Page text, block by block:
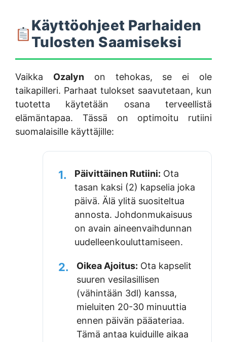
Käyttöohjeet Parhaiden
Tulosten Saamiseksi
Vaikka Ozalynon tehokas, se ei ole
taikapilleri. Parhaat tulokset saavutetaan, kun
tuotetta käytetään osana terveellistä
elämäntapaa. Tässä on optimoitu rutiini
suomalaisille käyttäjille:
1. Päivittäinen Rutiini: Ota
tasan kaksi (2) kapselia joka
päivä. Älä ylitä suositeltua
annosta. Johdonmukaisuus
on avain aineenvaihdunnan
uudelleenkouluttamiseen.
2. Oikea Ajoitus: Ota kapselit
suuren vesilasillisen
(vähintään 3dl) kanssa,
mieluiten 20-30 minuuttia
ennen päivän pääateriaa.
Tämä antaa kuiduille aikaa